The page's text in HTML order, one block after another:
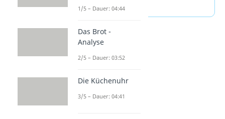
überliefert.
1/5 – Dauer: 04:44
Das Brot -
Analyse
2/5 – Dauer: 03:52
Die Küchenuhr
3/5 – Dauer: 04:41